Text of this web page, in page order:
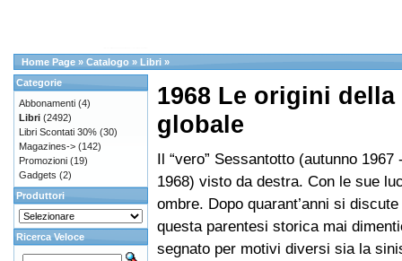
Home Page » Catalogo » Libri »
1968 Le origini
globale
Il “vero” Sessantotto (autunno 1967
1968) visto da destra. Con le sue
ombre. Dopo quarant’anni si
questa parentesi storica mai
segnato per motivi diversi sia la
Categorie
Abbonamenti (4)
Libri (2492)
Libri Scontati 30% (30)
Magazines-> (142)
Promozioni (19)
Gadgets (2)
Produttori
Ricerca Veloce